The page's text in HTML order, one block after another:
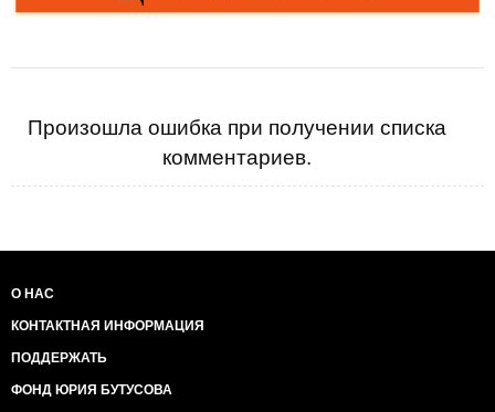
Произошла ошибка при получении списка
комментариев.
О НАС
КОНТАКТНАЯ ИНФОРМАЦИЯ
ПОДДЕРЖАТЬ
ФОНД ЮРИЯ БУТУСОВА